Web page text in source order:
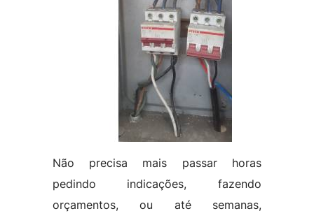
Não precisa mais passar horas
pedindo indicações, fazendo
orçamentos, ou até semanas,